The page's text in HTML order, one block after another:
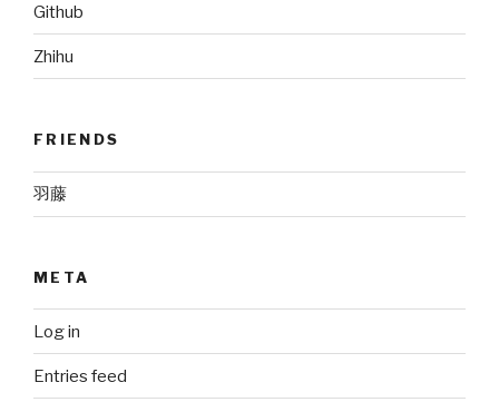
Github
Zhihu
FRIENDS
羽藤
META
Log in
Entries feed